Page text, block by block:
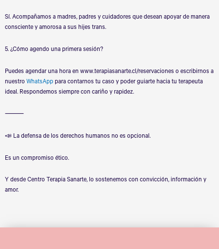
Sí. Acompañamos a madres, padres y cuidadores que desean apoyar de manera
consciente y amorosa a sus hijes trans.
5. ¿Cómo agendo una primera sesión?
Puedes agendar una hora en www.terapiasanarte.cl/reservaciones o escribirnos a
nuestro WhatsApp para contarnos tu caso y poder guiarte hacia tu terapeuta
ideal. Respondemos siempre con cariño y rapidez.
⸻
📣 La defensa de los derechos humanos no es opcional.
Es un compromiso ético.
Y desde Centro Terapia Sanarte, lo sostenemos con convicción, información y
amor.